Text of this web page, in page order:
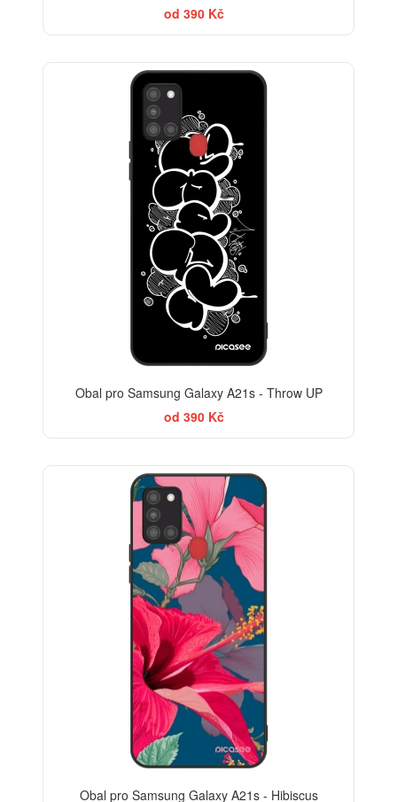
od 390 Kč
Obal pro Samsung Galaxy A21s - Throw UP
od 390 Kč
Obal pro Samsung Galaxy A21s - Hibiscus